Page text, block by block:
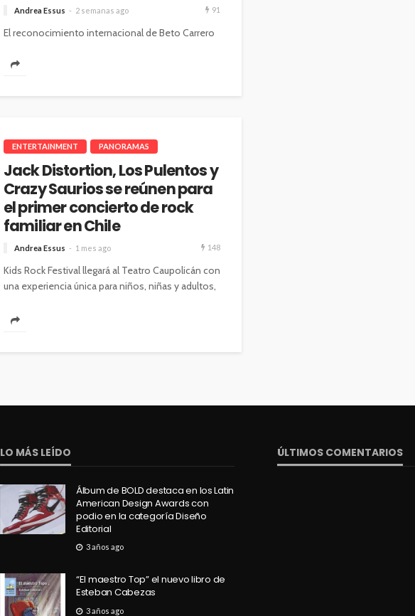
Andrea Essus 2 semanas ago 91
El reconocimiento internacional de Beto Carrero
diversidad de atractivos consolidan a Santa
ENTERTAINMENT PANORAMAS
Jack Distortion, Los Pulentos y
Crazy Saurios se reúnen para
el primer concierto de rock
familiar en Chile
Andrea Essus 1 mes ago 148
Kids Rock Festival llegará al Teatro Caupolicán con
una experiencia única para niños, niñas y adultos,
LO MÁS LEÍDO
Álbum de BOLD destaca en los Latin
American Design Awards con
podio en la categoría Diseño
Editorial
3 años ago
“El maestro Top” el nuevo libro de
Esteban Cabezas
3 años ago
ÚLTIMOS COMENTARIOS